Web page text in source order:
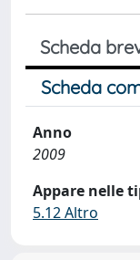
Scheda
Scheda
Anno
2009
Appare nelle
5.12 Altro